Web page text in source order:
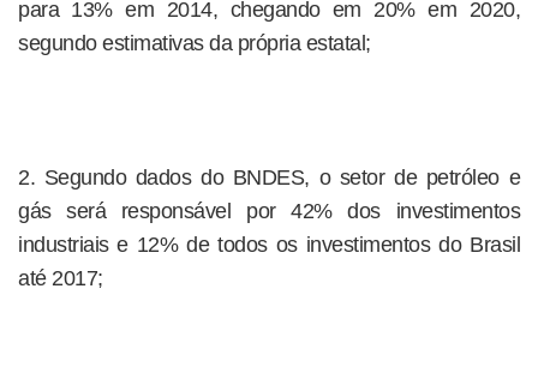
para 13% em 2014, chegando em 20% em 2020,
segundo estimativas da própria estatal;
2. Segundo dados do BNDES, o setor de petróleo e
gás será responsável por 42% dos investimentos
industriais e 12% de todos os investimentos do Brasil
até 2017;